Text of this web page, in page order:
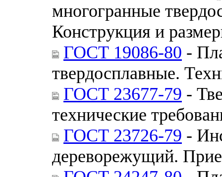
многогранные
Конструкция и
ГОСТ 19086-80 -
твердосплавные.
ГОСТ 23677-79 -
технические
ГОСТ 23726-79 -
дереворежущий.